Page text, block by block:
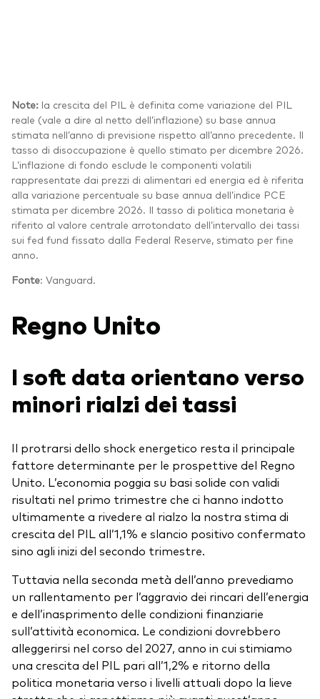
Note: la crescita del PIL è definita come variazione del PIL
reale (vale a dire al netto dell’inflazione) su base annua
stimata nell’anno di previsione rispetto all’anno precedente. Il
tasso di disoccupazione è quello stimato per dicembre 2026.
L’inflazione di fondo esclude le componenti volatili
rappresentate dai prezzi di alimentari ed energia ed è riferita
alla variazione percentuale su base annua dell’indice PCE
stimata per dicembre 2026. Il tasso di politica monetaria è
riferito al valore centrale arrotondato dell’intervallo dei tassi
sui fed fund fissato dalla Federal Reserve, stimato per fine
anno.
Fonte: Vanguard.
Regno Unito
I soft data orientano verso
minori rialzi dei tassi
Il protrarsi dello shock energetico resta il principale
fattore determinante per le prospettive del Regno
Unito. L’economia poggia su basi solide con validi
risultati nel primo trimestre che ci hanno indotto
ultimamente a rivedere al rialzo la nostra stima di
crescita del PIL all’1,1% e slancio positivo confermato
sino agli inizi del secondo trimestre.
Tuttavia nella seconda metà dell’anno prevediamo
un rallentamento per l’aggravio dei rincari dell’energia
e dell’inasprimento delle condizioni finanziarie
sull’attività economica. Le condizioni dovrebbero
alleggerirsi nel corso del 2027, anno in cui stimiamo
una crescita del PIL pari all’1,2% e ritorno della
politica monetaria verso i livelli attuali dopo la lieve